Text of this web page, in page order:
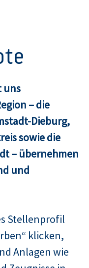
uns
– die
Dieburg,
sowie die
– übernehmen
und
Stellenprofil
klicken,
Anlagen wie